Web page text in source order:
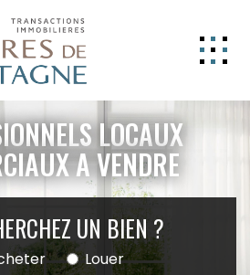
NOS BIENS
GERER
AGENCES
ESTIMATION
CONTACT
LOCAUX
A VENDRE
UN BIEN ?
Louer